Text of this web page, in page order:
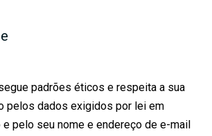
padrões éticos e respeita a sua
pelos dados exigidos por lei em
e pelo seu nome e endereço de e-mail